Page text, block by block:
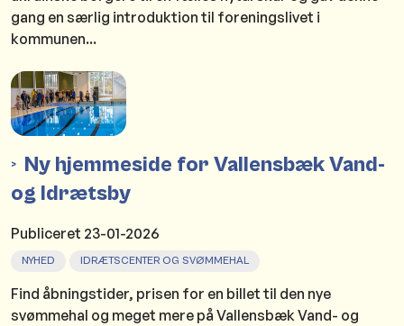
gang en særlig introduktion til foreningslivet i
kommunen...
Ny hjemmeside for Vallensbæk Vand-
og Idrætsby
Publiceret 23-01-2026
NYHED IDRÆTSCENTER OG SVØMMEHAL
Find åbningstider, prisen for en billet til den nye
svømmehal og meget mere på Vallensbæk Vand- og